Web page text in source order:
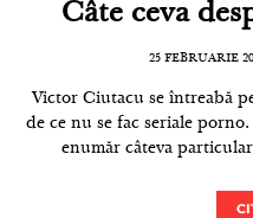
Câte ceva
25 FEBRUARIE
Victor Ciutacu se întreabă
de ce nu se fac seriale
enumăr câteva